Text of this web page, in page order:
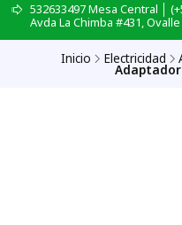
532633497 Mesa Central │
Avda La Chimba #431,
Inicio Electricidad